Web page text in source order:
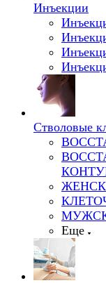
Инъекции
Стволовые
Еще